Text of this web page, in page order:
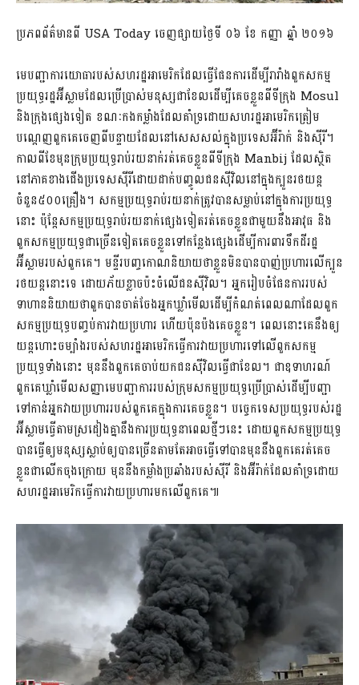
ប្រភពព័ត៌មានពី USA Today ចេញផ្សាយថ្ងៃទី ០៦ ខែ កញ្ញា ឆ្នាំ ២០១៦
មេបញ្ជាការយោធារបស់សហរដ្ឋអាមេរិកដែលធ្វើផែនការដើម្បីរារាំងពួកសកម្ម
ប្រយុទ្ធរដ្ឋអ៊ីស្លាមដែលប្រើប្រាស់មនុស្សជាខែលដើម្បីគេចខ្លួនពីទីក្រុង Mosul
និងក្រុងផ្សេងទៀត ខណៈកងកម្លាំងដែលគាំទ្រដោយសហរដ្ឋអាមេរិកត្រៀម
បណ្តេញពួកគេចេញពីបន្ទាយដែលនៅសេសសល់ក្នុងប្រទេសអ៊ីរ៉ាក់ និងស៊ីរី។
កាលពីខែមុនក្រុមប្រយុទ្ធរាប់រយនាក់រត់គេចខ្លួនពីទីក្រុង Manbij ដែលស្ថិត
នៅភាគខាងជើងប្រទេសស៊ីរីដោយដាក់បញ្ចូលជនស៊ីវិលនៅក្នុងក្បួនរថយន្ត
ចំនួន៥០០គ្រឿង។ សកម្មប្រយុទ្ធរាប់រយនាក់ត្រូវបានសម្លាប់នៅក្នុងការប្រយុទ្ធ
នោះ ប៉ុន្តែសកម្មប្រយុទ្ធរាប់រយនាក់ផ្សេងទៀតរត់គេចខ្លួនជាមួយនឹងអាវុធ និង
ពួកសកម្មប្រយុទ្ធជាច្រើនទៀតគេចខ្លួនទៅកន្លែងផ្សេងដើម្បីការពារទឹកដីរដ្ឋ
អ៊ីស្លាមរបស់ពួកគេ។ មន្ទីរបញ្ចកោណនិយាយថាខ្លួនមិនបានបាញ់ប្រហារលើក្បួន
រថយន្តនោះទេ ដោយភ័យខ្លាចប៉ះចំលើជនស៊ីវិល។ អ្នករៀបចំផែនការរបស់
ទាហាននិយាយថាពួកបានចាត់ចែងអ្នកឃ្លាំមើលដើម្បីកំណត់ពេលណាដែលពួក
សកម្មប្រយុទ្ធបញ្ចប់ការវាយប្រហារ ហើយប៉ុនប៉ងគេចខ្លួន។ ពេលនោះគេនឹងឲ្យ
យន្តហោះចម្បាំងរបស់សហរដ្ឋអាមេរិកធ្វើការវាយប្រហារទៅលើពួកសកម្ម
ប្រយុទ្ធទាំងនោះ មុននឹងពួកគេចាប់យកជនស៊ីវិលធ្វើជាខែល។ ជាឧទាហរណ៍
ពួកគេឃ្លាំមើលសញ្ញាមេបញ្ជាការរបស់ក្រុមសកម្មប្រយុទ្ធប្រើប្រាស់ដើម្បីបញ្ជា
ទៅកាន់អ្នកវាយប្រហាររបស់ពួកគេក្នុងការគេចខ្លួន។ បច្ចេកទេសប្រយុទ្ធរបស់រដ្ឋ
អ៊ីស្លាមធ្វើតាមស្រដៀងគ្នានឹងការប្រយុទ្ធនាពេលថ្មីៗនេះ ដោយពួកសកម្មប្រយុទ្ធ
បានធ្វើឲ្យមនុស្សស្លាប់ឲ្យបានច្រើនតាមតែអាចធ្វើទៅបានមុននឹងពួកគេរត់គេច
ខ្លួនជាលើកចុងក្រោយ មុននឹងកម្លាំងប្រឆាំងរបស់ស៊ីរី និងអ៊ីរ៉ាក់ដែលគាំទ្រដោយ
សហរដ្ឋអាមេរិកធ្វើការវាយប្រហារមកលើពួកគេ៕